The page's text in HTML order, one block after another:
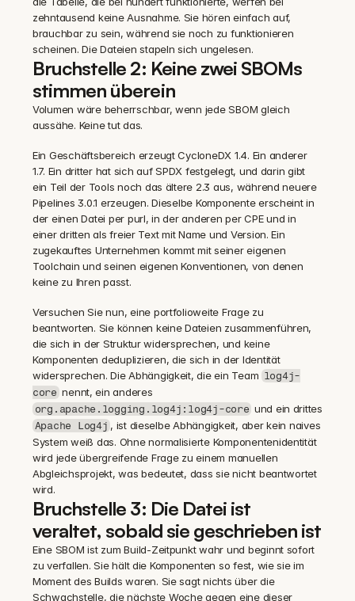
zehntausend keine Ausnahme. Sie hören einfach auf,
brauchbar zu sein, während sie noch zu funktionieren
scheinen. Die Dateien stapeln sich ungelesen.
Bruchstelle 2: Keine zwei SBOMs
stimmen überein
Volumen wäre beherrschbar, wenn jede SBOM gleich
aussähe. Keine tut das.
Ein Geschäftsbereich erzeugt CycloneDX 1.4. Ein anderer
1.7. Ein dritter hat sich auf SPDX festgelegt, und darin gibt
ein Teil der Tools noch das ältere 2.3 aus, während neuere
Pipelines 3.0.1 erzeugen. Dieselbe Komponente erscheint in
der einen Datei per purl, in der anderen per CPE und in
einer dritten als freier Text mit Name und Version. Ein
zugekauftes Unternehmen kommt mit seiner eigenen
Toolchain und seinen eigenen Konventionen, von denen
keine zu Ihren passt.
Versuchen Sie nun, eine portfolioweite Frage zu
beantworten. Sie können keine Dateien zusammenführen,
die sich in der Struktur widersprechen, und keine
Komponenten deduplizieren, die sich in der Identität
widersprechen. Die Abhängigkeit, die ein Team log4j-
core
org.apache.logging.log4j:log4j-core
Apache Log4j , ist dieselbe Abhängigkeit, aber kein naives
System weiß das. Ohne normalisierte Komponentenidentität
wird jede übergreifende Frage zu einem manuellen
Abgleichsprojekt, was bedeutet, dass sie nicht beantwortet
wird.
Bruchstelle 3: Die Datei ist
veraltet, sobald sie geschrieben ist
Eine SBOM ist zum Build-Zeitpunkt wahr und beginnt sofort
zu verfallen. Sie hält die Komponenten so fest, wie sie im
Moment des Builds waren. Sie sagt nichts über die
Schwachstelle, die nächste Woche gegen eine dieser